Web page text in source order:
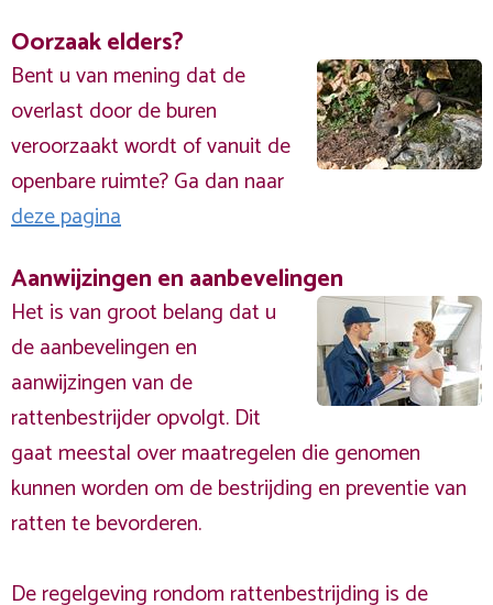
Oorzaak elders?
Bent u van mening dat de
overlast door de buren
veroorzaakt wordt of vanuit de
openbare ruimte? Ga dan naar
deze pagina
Aanwijzingen en aanbevelingen
Het is van groot belang dat u
de aanbevelingen en
aanwijzingen van de
rattenbestrijder opvolgt. Dit
gaat meestal over maatregelen die genomen
kunnen worden om de bestrijding en preventie van
ratten te bevorderen.
De regelgeving rondom rattenbestrijding is de